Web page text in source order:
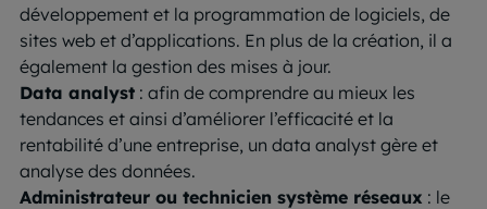
développement et la programmation de logiciels, de
sites web et d’applications. En plus de la création, il a
également la gestion des mises à jour.
Data analyst : afin de comprendre au mieux les
tendances et ainsi d’améliorer l’efficacité et la
rentabilité d’une entreprise, un data analyst gère et
analyse des données.
Administrateur ou technicien système réseaux : le